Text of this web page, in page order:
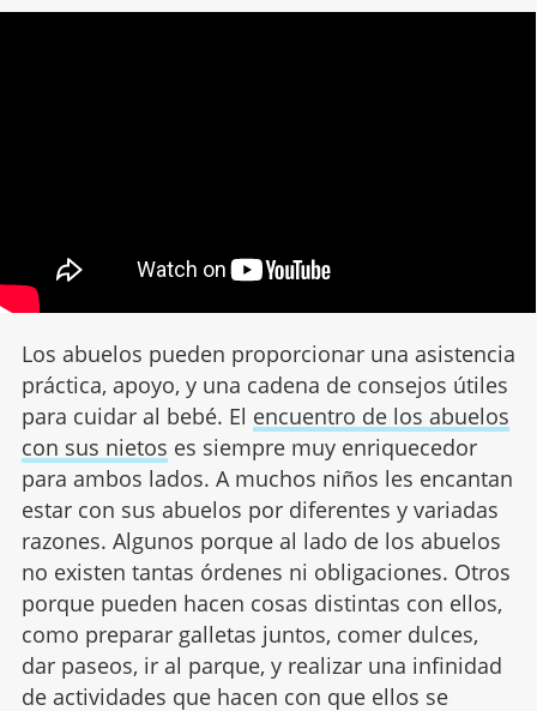
Los abuelos pueden proporcionar una asistencia
práctica, apoyo, y una cadena de consejos útiles
para cuidar al bebé. El encuentro de los abuelos
con sus nietos es siempre muy enriquecedor
para ambos lados. A muchos niños les encantan
estar con sus abuelos por diferentes y variadas
razones. Algunos porque al lado de los abuelos
no existen tantas órdenes ni obligaciones. Otros
porque pueden hacen cosas distintas con ellos,
como preparar galletas juntos, comer dulces,
dar paseos, ir al parque, y realizar una infinidad
de actividades que hacen con que ellos se